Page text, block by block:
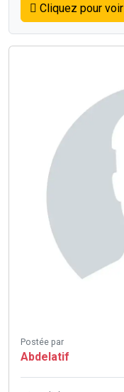
Cliquez pour voir
Postée par
Abdelatif